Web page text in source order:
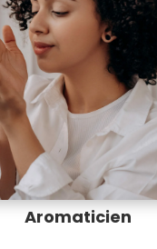
Aromaticien